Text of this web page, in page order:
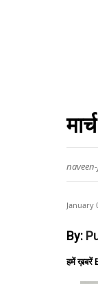
January
By:
हमें ख़बरें